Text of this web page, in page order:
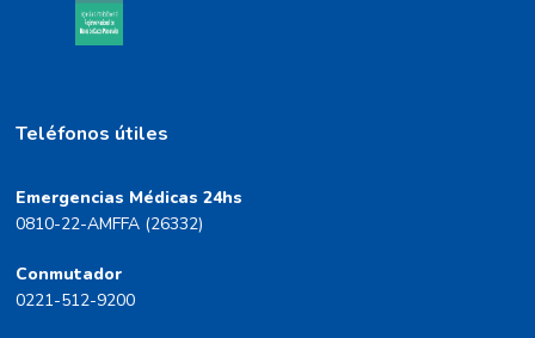
Teléfonos útiles
Emergencias Médicas 24hs
0810-22-AMFFA (26332)
Conmutador
0221-512-9200